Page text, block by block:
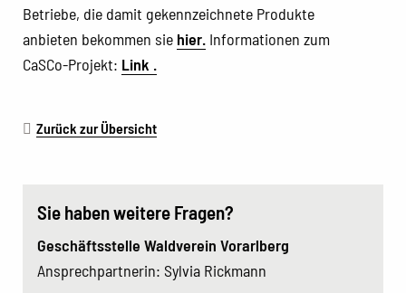
Betriebe, die damit gekennzeichnete Produkte
anbieten bekommen sie hier. Informationen zum
CaSCo-Projekt: Link .
Zurück zur Übersicht
Sie haben weitere Fragen?
Geschäftsstelle Waldverein Vorarlberg
Ansprechpartnerin: Sylvia Rickmann